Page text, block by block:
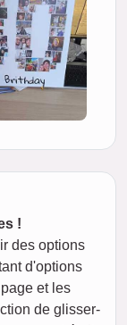
!
des options
d'options
et les
de glisser-